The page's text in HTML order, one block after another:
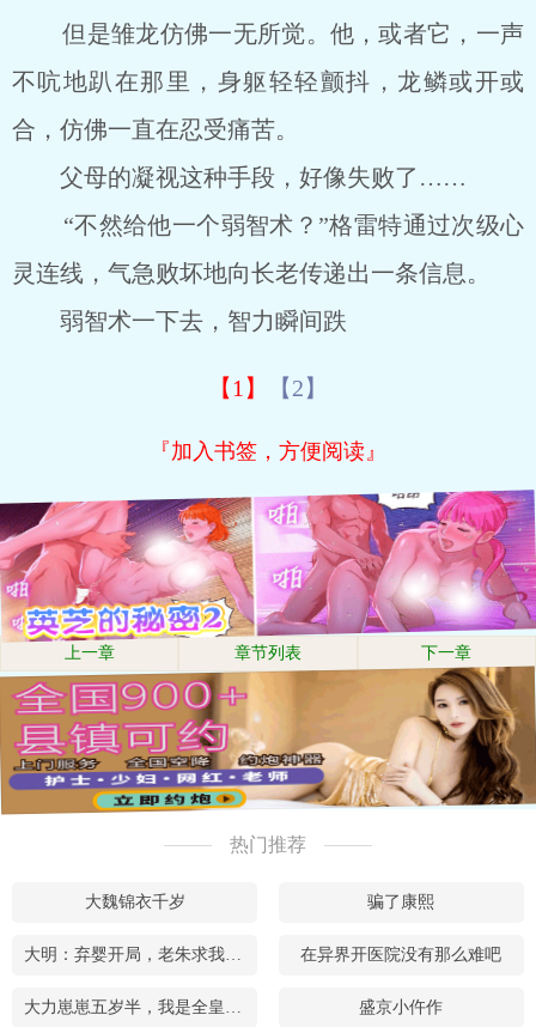
但是雏龙仿佛一无所觉。他，或者它，一声
不吭地趴在那里，身躯轻轻颤抖，龙鳞或开或
合，仿佛一直在忍受痛苦。
父母的凝视这种手段，好像失败了……
“不然给他一个弱智术？”格雷特通过次级心
灵连线，气急败坏地向长老传递出一条信息。
弱智术一下去，智力瞬间跌
【1】 【2】
『加入书签，方便阅读』
上一章 章节列表 下一章
热门推荐
大魏锦衣千岁 骗了康熙
大明：弃婴开局，老朱求我当皇帝 在异界开医院没有那么难吧
大力崽崽五岁半，我是全皇朝的团宠 盛京小仵作